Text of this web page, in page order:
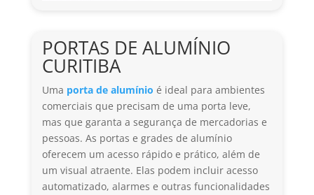
PORTAS DE ALUMÍNIO
CURITIBA
Uma porta de alumínio é ideal para ambientes
comerciais que precisam de uma porta leve,
mas que garanta a segurança de mercadorias e
pessoas. As portas e grades de alumínio
oferecem um acesso rápido e prático, além de
um visual atraente. Elas podem incluir acesso
automatizado, alarmes e outras funcionalidades